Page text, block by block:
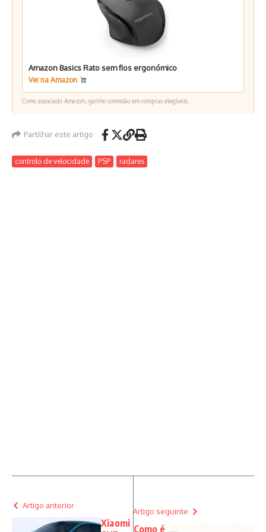
Amazon Basics Rato sem fios ergonómico
Ver na Amazon
Como associado Amazon, ganho comissão em compras elegíveis.
Partilhar este artigo
controlo de velocidade PSP radares
Artigo anterior
Xiaomi
Artigo seguinte
Como é